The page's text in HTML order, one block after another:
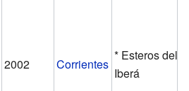
2002 Corrientes
* Esteros del
Iberá